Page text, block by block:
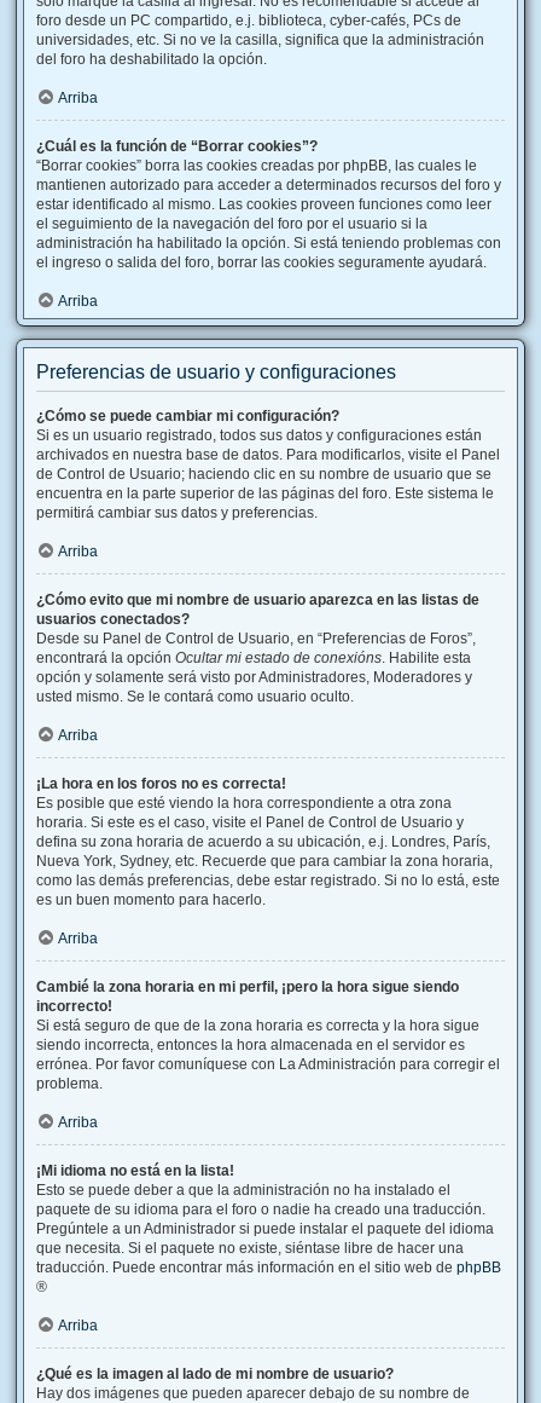
foro desde un PC compartido, e.j. biblioteca, cyber-cafés, PCs de
universidades, etc. Si no ve la casilla, significa que la administración
del foro ha deshabilitado la opción.
Arriba
¿Cuál es la función de “Borrar cookies”?
“Borrar cookies” borra las cookies creadas por phpBB, las cuales le
mantienen autorizado para acceder a determinados recursos del foro y
estar identificado al mismo. Las cookies proveen funciones como leer
el seguimiento de la navegación del foro por el usuario si la
administración ha habilitado la opción. Si está teniendo problemas con
el ingreso o salida del foro, borrar las cookies seguramente ayudará.
Arriba
Preferencias de usuario y configuraciones
¿Cómo se puede cambiar mi configuración?
Si es un usuario registrado, todos sus datos y configuraciones están
archivados en nuestra base de datos. Para modificarlos, visite el Panel
de Control de Usuario; haciendo clic en su nombre de usuario que se
encuentra en la parte superior de las páginas del foro. Este sistema le
permitirá cambiar sus datos y preferencias.
Arriba
¿Cómo evito que mi nombre de usuario aparezca en las listas de
usuarios conectados?
Desde su Panel de Control de Usuario, en “Preferencias de Foros”,
encontrará la opción Ocultar mi estado de conexións. Habilite esta
opción y solamente será visto por Administradores, Moderadores y
usted mismo. Se le contará como usuario oculto.
Arriba
¡La hora en los foros no es correcta!
Es posible que esté viendo la hora correspondiente a otra zona
horaria. Si este es el caso, visite el Panel de Control de Usuario y
defina su zona horaria de acuerdo a su ubicación, e.j. Londres, París,
Nueva York, Sydney, etc. Recuerde que para cambiar la zona horaria,
como las demás preferencias, debe estar registrado. Si no lo está, este
es un buen momento para hacerlo.
Arriba
Cambié la zona horaria en mi perfil, ¡pero la hora sigue siendo
incorrecto!
Si está seguro de que de la zona horaria es correcta y la hora sigue
siendo incorrecta, entonces la hora almacenada en el servidor es
errónea. Por favor comuníquese con La Administración para corregir el
problema.
Arriba
¡Mi idioma no está en la lista!
Esto se puede deber a que la administración no ha instalado el
paquete de su idioma para el foro o nadie ha creado una traducción.
Pregúntele a un Administrador si puede instalar el paquete del idioma
que necesita. Si el paquete no existe, siéntase libre de hacer una
traducción. Puede encontrar más información en el sitio web de phpBB
®
Arriba
¿Qué es la imagen al lado de mi nombre de usuario?
Hay dos imágenes que pueden aparecer debajo de su nombre de